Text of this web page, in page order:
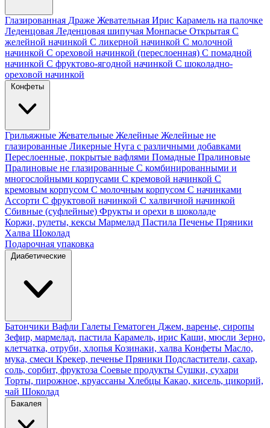
Глазированная Драже Жевательная Ирис Карамель на палочке
Леденцовая Леденцовая шипучая Монпасье Открытая С
желейной начинкой С ликерной начинкой С молочной
начинкой С ореховой начинкой (переслоенная) С помадной
начинкой С фруктово-ягодной начинкой С шоколадно-
ореховой начинкой
Конфеты
Грильяжные Жевательные Желейные Желейные не
глазированные Ликерные Нуга с различными добавками
Переслоенные, покрытые вафлями Помадные Пралиновые
Пралиновые не глазированные С комбинированными и
многослойными корпусами С кремовой начинкой С
кремовым корпусом С молочным корпусом С начинками
Ассорти С фруктовой начинкой С халвичной начинкой
Сбивные (суфлейные) Фрукты и орехи в шоколаде
Коржи, рулеты, кексы Мармелад Пастила Печенье Пряники
Халва Шоколад
Подарочная упаковка
Диабетические
Батончики Вафли Галеты Гематоген Джем, варенье, сиропы
Зефир, мармелад, пастила Карамель, ирис Каши, мюсли Зерно,
клетчатка, отруби, хлопья Козинаки, халва Конфеты Масло,
мука, смеси Крекер, печенье Пряники Подсластители, сахар,
соль, сорбит, фруктоза Соевые продукты Сушки, сухари
Торты, пирожное, круассаны Хлебцы Какао, кисель, цикорий,
чай Шоколад
Бакалея